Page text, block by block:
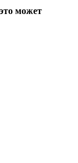
может